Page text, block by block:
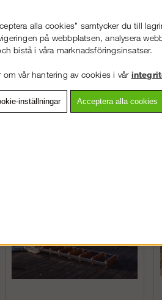
Detaljerad info
alla cookies" samtycker du till
på webbplatsen, analysera
bistå i våra marknadsföringsinsatser.
om vår hantering av cookies i vår
inställningar Acceptera alla cookies
TILL